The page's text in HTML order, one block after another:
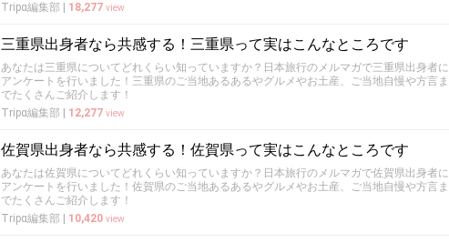
Tripα編集部
18,277 view
三重県出身者なら共感する！三重県って実はこんなところです
あなたは三重県についてどれくらい知っていますか？日本旅行のメルマガで三重県出身者に
アンケートを行いました！三重県のご当地あるあるやグルメやお土産、ご当地自慢や方言ま
でたくさんご紹介します！
Tripα編集部
12,277 view
佐賀県出身者なら共感する！佐賀県って実はこんなところです
あなたは佐賀県についてどれくらい知っていますか？日本旅行のメルマガで佐賀県出身者に
アンケートを行いました！佐賀県のご当地あるあるやグルメやお土産、ご当地自慢や方言ま
でたくさんご紹介します！
Tripα編集部
10,420 view